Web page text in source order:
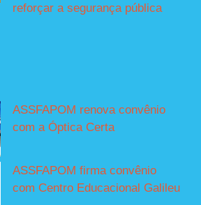
reforçar a segurança pública
ASSFAPOM renova convênio
com a Óptica Certa
ASSFAPOM firma convênio
com Centro Educacional Galileu